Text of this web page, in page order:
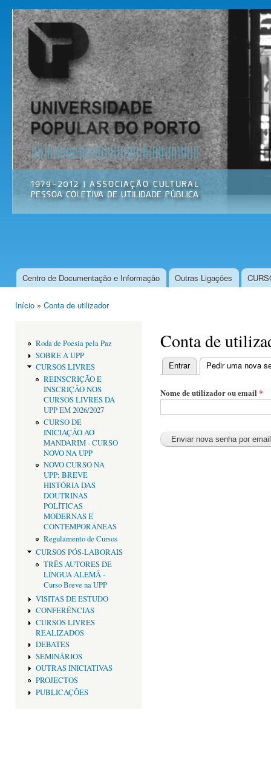
Universidade
Popular do
Porto
Associação
Cultural
Menu principal
Centro de Documentação e Informação Outras Ligações
Início » Conta de utilizador
Roda de Poesia pela Paz
SOBRE A UPP
CURSOS LIVRES
REINSCRIÇÃO E
INSCRIÇÃO NOS
CURSOS LIVRES DA
UPP EM 2026/2027
CURSO DE
INICIAÇÃO AO
MANDARIM - CURSO
NOVO NA UPP
NOVO CURSO NA
UPP: BREVE
HISTÓRIA DAS
DOUTRINAS
POLÍTICAS
MODERNAS E
CONTEMPORÂNEAS
Regulamento de Cursos
CURSOS PÓS-LABORAIS
TRÊS AUTORES DE
LÍNGUA ALEMÃ -
Curso Breve na UPP
VISITAS DE ESTUDO
CONFERÊNCIAS
CURSOS LIVRES
REALIZADOS
DEBATES
SEMINÁRIOS
OUTRAS INICIATIVAS
PROJECTOS
PUBLICAÇÕES
Conta de
Separadores
Entrar Pedir uma nova
Nome de utilizador ou email *